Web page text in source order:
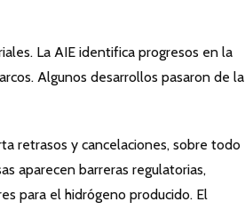
La AIE identifica progresos en la
Algunos desarrollos pasaron de la
retrasos y cancelaciones, sobre todo
aparecen barreras regulatorias,
para el hidrógeno producido. El